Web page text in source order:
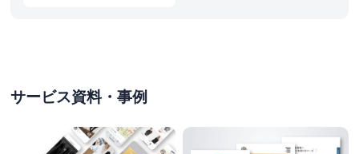
サービス資料・事例